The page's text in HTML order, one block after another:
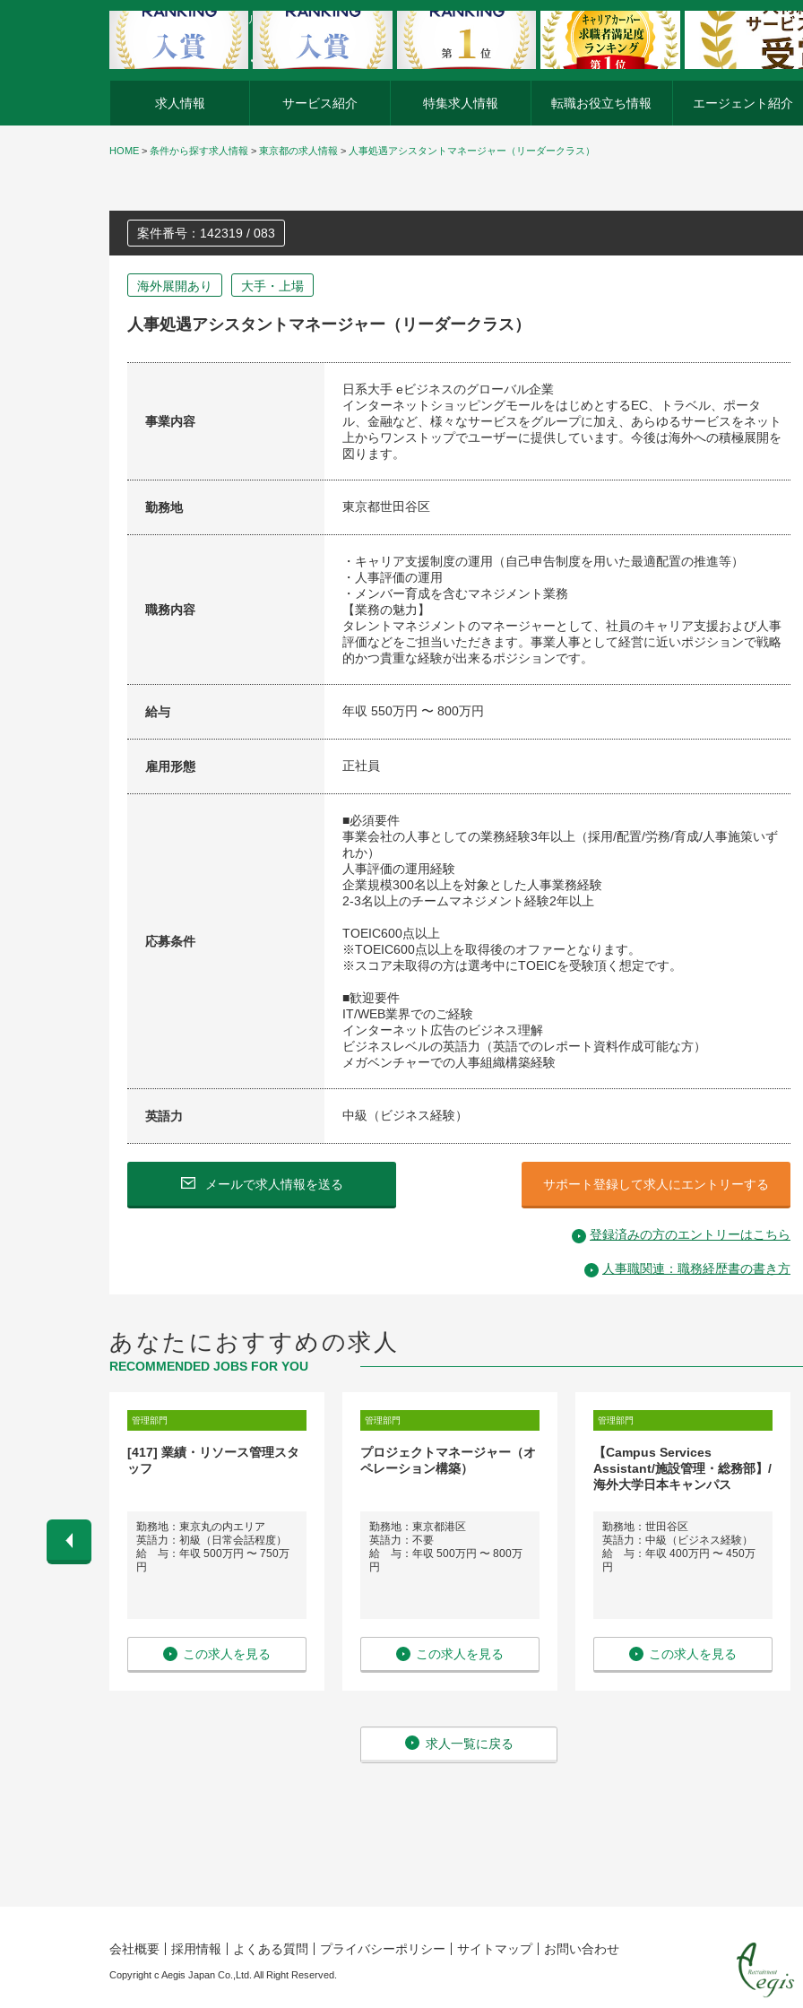
外資系企業の転職・キャリア転職ならアージスジャパン
求人情報 サービス紹介 特集求人情報 転職お役立ち情報 エージェント紹介
HOME > 条件から探す求人情報 > 東京都の求人情報 > 人事処遇アシスタントマネージャー（リーダークラス）
案件番号：142319 / 083
海外展開あり 大手・上場
人事処遇アシスタントマネージャー（リーダークラス）
事業内容
日系大手 eビジネスのグローバル企業
インターネットショッピングモールをはじめとするEC、トラベル、ポータ
ル、金融など、様々なサービスをグループに加え、あらゆるサービスをネット
上からワンストップでユーザーに提供しています。今後は海外への積極展開を
図ります。
勤務地 東京都世田谷区
職務内容
・キャリア支援制度の運用（自己申告制度を用いた最適配置の推進等）
・人事評価の運用
・メンバー育成を含むマネジメント業務
【業務の魅力】
タレントマネジメントのマネージャーとして、社員のキャリア支援および人事
評価などをご担当いただきます。事業人事として経営に近いポジションで戦略
的かつ貴重な経験が出来るポジションです。
給与 年収 550万円 〜 800万円
雇用形態 正社員
応募条件
■必須要件
事業会社の人事としての業務経験3年以上（採用/配置/労務/育成/人事施策いず
れか）
人事評価の運用経験
企業規模300名以上を対象とした人事業務経験
2-3名以上のチームマネジメント経験2年以上
TOEIC600点以上
※TOEIC600点以上を取得後のオファーとなります。
※スコア未取得の方は選考中にTOEICを受験頂く想定です。
■歓迎要件
IT/WEB業界でのご経験
インターネット広告のビジネス理解
ビジネスレベルの英語力（英語でのレポート資料作成可能な方）
メガベンチャーでの人事組織構築経験
英語力 中級（ビジネス経験）
メールで求人情報を送る サポート登録して求人にエントリーする
登録済みの方のエントリーはこちら
人事職関連：職務経歴書の書き方
あなたにおすすめの求人
RECOMMENDED JOBS FOR YOU
管理部門
[417] 業績・リソース管理スタ
ッフ
勤務地：東京丸の内エリア
英語力：初級（日常会話程度）
給 与：年収 500万円 〜 750万
円
この求人を見る
管理部門
プロジェクトマネージャー（オ
ペレーション構築）
勤務地：東京都港区
英語力：不要
給 与：年収 500万円 〜 800万
円
この求人を見る
管理部門
【Campus Services
Assistant/施設管理・総務部】/
海外大学日本キャンパス
勤務地：世田谷区
英語力：中級（ビジネス経験）
給 与：年収 400万円 〜 450万
円
この求人を見る
求人一覧に戻る
会社概要 採用情報 よくある質問 プライバシーポリシー サイトマップ お問い合わせ
Copyright c Aegis Japan Co.,Ltd. All Right Reserved.